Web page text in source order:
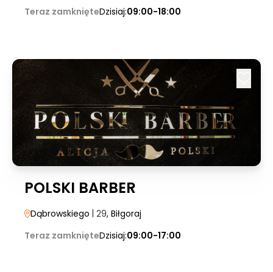
Teraz zamknięteDzisiaj:09:00-18:00
POLSKI BARBER
Dąbrowskiego | 29, Biłgoraj
Teraz zamknięteDzisiaj:09:00-17:00